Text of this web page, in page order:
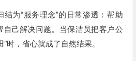
结为“服务理念”的日常渗透：帮助
自己解决问题。当保洁员把客户公
时，省心就成了自然结果。